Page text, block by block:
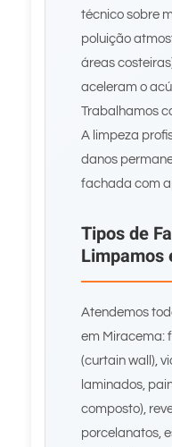
técnico sobre
poluição
áreas
aceleram o
Trabalhamos
A limpeza
danos
fachada com
Tipos de
Limpamos
Atendemos
em Miracema:
(curtain wall),
laminados,
composto),
porcelanatos,